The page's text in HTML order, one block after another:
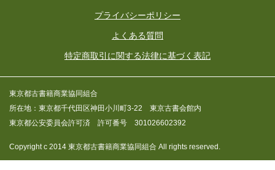
プライバシーポリシー
よくある質問
特定商取引に関する法律に基づく表記
東京都古書籍商業協同組合
所在地：東京都千代田区神田小川町3-22 東京古書会館内
東京都公安委員会許可済 許可番号 301026602392
Copyright c 2014 東京都古書籍商業協同組合 All rights reserved.